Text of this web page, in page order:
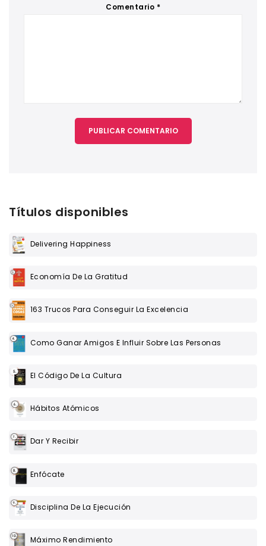
Comentario *
Títulos disponibles
Delivering Happiness
Economía De La Gratitud
163 Trucos Para Conseguir La Excelencia
Como Ganar Amigos E Influir Sobre Las Personas
El Código De La Cultura
Hábitos Atómicos
Dar Y Recibir
Enfócate
Disciplina De La Ejecución
Máximo Rendimiento